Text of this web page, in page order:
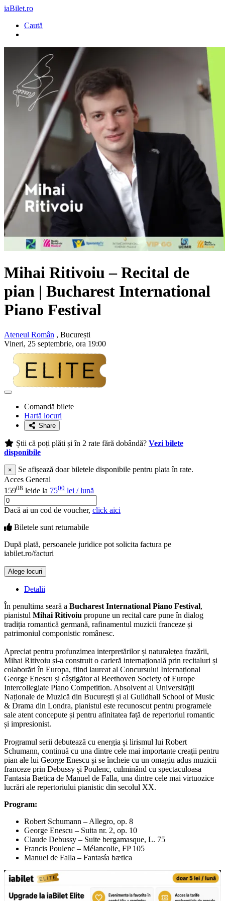
iaBilet.ro
Caută
Mihai Ritivoiu – Recital de
pian | Bucharest International
Piano Festival
Ateneul Român , București
Vineri, 25 septembrie, ora 19:00
Adaugă
favoriteComandă bilete
Hartă locuri
Share
Știi că poți plăti și în 2 rate fără dobândă? Vezi bilete
disponibile
×
Se afișează doar biletele disponibile pentru plata în rate.
Acces General
15908 leide la 7500 lei / lună
Dacă ai un cod de voucher, click aici
Biletele sunt returnabile
După plată, persoanele juridice pot solicita factura pe
iabilet.ro/facturi
Alege locuri
Detalii
În penultima seară a Bucharest International Piano Festival,
pianistul Mihai Ritivoiu propune un recital care pune în dialog
tradiția romantică germană, rafinamentul muzicii franceze și
patrimoniul componistic românesc.
Apreciat pentru profunzimea interpretărilor și naturalețea frazării,
Mihai Ritivoiu și-a construit o carieră internațională prin recitaluri și
colaborări în Europa, fiind laureat al Concursului Internațional
George Enescu și câștigător al Beethoven Society of Europe
Intercollegiate Piano Competition. Absolvent al Universității
Naționale de Muzică din București și al Guildhall School of Music
& Drama din Londra, pianistul este recunoscut pentru programele
sale atent concepute și pentru afinitatea față de repertoriul romantic
și impresionist.
Programul serii debutează cu energia și lirismul lui Robert
Schumann, continuă cu una dintre cele mai importante creații pentru
pian ale lui George Enescu și se încheie cu un omagiu adus muzicii
franceze prin Debussy și Poulenc, culminând cu spectaculoasa
Fantasia Bætica de Manuel de Falla, una dintre cele mai virtuozice
lucrări ale repertoriului pianistic din secolul XX.
Program:
Robert Schumann – Allegro, op. 8
George Enescu – Suita nr. 2, op. 10
Claude Debussy – Suite bergamasque, L. 75
Francis Poulenc – Mélancolie, FP 105
Manuel de Falla – Fantasía bætica